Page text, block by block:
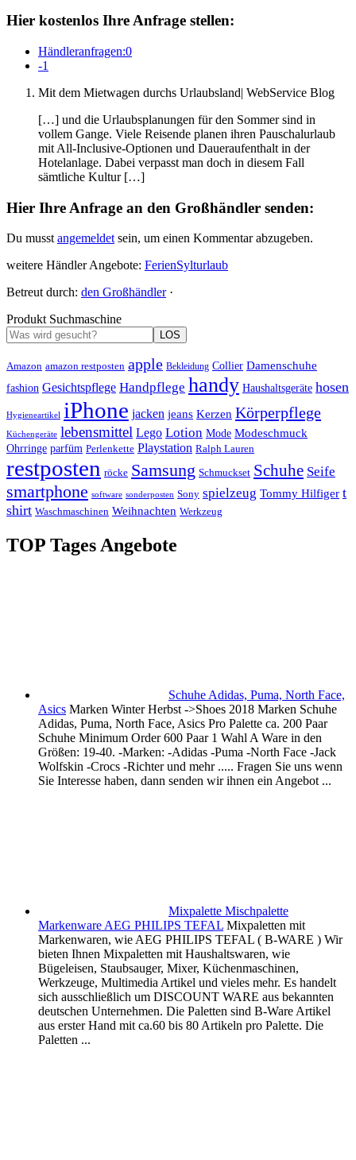
Hier kostenlos Ihre Anfrage stellen:
Händleranfragen:0
-1
Mit dem Mietwagen durchs Urlaubsland| WebService Blog
[…] und die Urlaubsplanungen für den Sommer sind in
vollem Gange. Viele Reisende planen ihren Pauschalurlaub
mit All-Inclusive-Optionen und Daueraufenthalt in der
Hotelanlage. Dabei verpasst man doch in diesem Fall
sämtliche Kultur […]
Hier Ihre Anfrage an den Großhändler senden:
Du musst angemeldet sein, um einen Kommentar abzugeben.
weitere Händler Angebote: FerienSylturlaub
Betreut durch: den Großhändler·
Produkt Suchmaschine
LOS
Amazon amazon restposten apple Bekleidung Collier Damenschuhe
fashion Gesichtspflege Handpflege handy Haushaltsgeräte hosen
Hygieneartikel iPhone jacken jeans Kerzen Körperpflege
Küchengeräte lebensmittel Lego Lotion Mode Modeschmuck
Ohrringe parfüm Perlenkette Playstation Ralph Lauren
restposten röcke Samsung Schmuckset Schuhe Seife
smartphone software sonderposten Sony spielzeug Tommy Hilfiger t
shirt Waschmaschinen Weihnachten Werkzeug
TOP Tages Angebote
Schuhe Adidas, Puma, North Face,
Asics Marken Winter Herbst ->Shoes 2018 Marken Schuhe
Adidas, Puma, North Face, Asics Pro Palette ca. 200 Paar
Schuhe Minimum Order 600 Paar 1 Wahl A Ware in den
Größen: 19-40. -Marken: -Adidas -Puma -North Face -Jack
Wolfskin -Crocs -Richter und mehr ..... Fragen Sie uns wenn
Sie Interesse haben, dann senden wir ihnen ein Angebot ...
Mixpalette Mischpalette
Markenware AEG PHILIPS TEFAL Mixpaletten mit
Markenwaren, wie AEG PHILIPS TEFAL ( B-WARE ) Wir
bieten Ihnen Mixpaletten mit Haushaltswaren, wie
Bügeleisen, Staubsauger, Mixer, Küchenmaschinen,
Werkzeuge, Multimedia Artikel und vieles mehr. Es handelt
sich ausschließlich um DISCOUNT WARE aus bekannten
deutschen Unternehmen. Die Paletten sind B-Ware Artikel
aus erster Hand mit ca.60 bis 80 Artikeln pro Palette. Die
Paletten ...